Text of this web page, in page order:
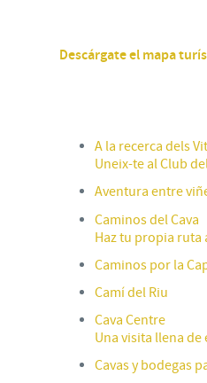
Descárgate el mapa
A la recerca dels
Uneix-te al Club
Aventura entre
Caminos del Cava
Haz tu propia ruta
Caminos por la
Camí del Riu
Cava Centre
Una visita llena
Cavas y bodegas